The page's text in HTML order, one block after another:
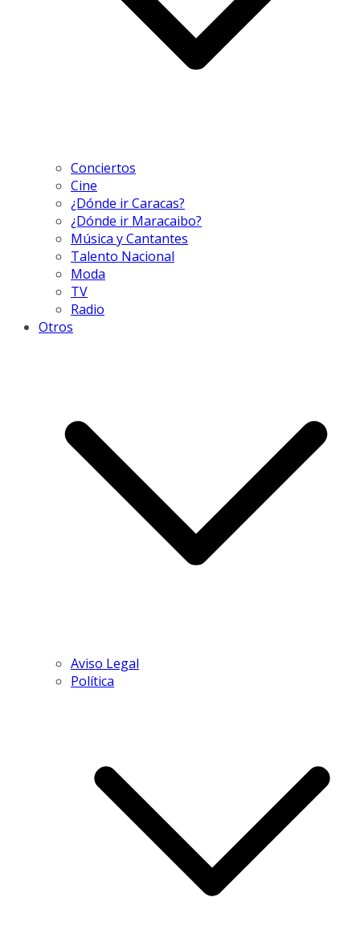
Conciertos
Cine
¿Dónde ir Caracas?
¿Dónde ir Maracaibo?
Música y Cantantes
Talento Nacional
Moda
TV
Radio
Otros
Aviso Legal
Política